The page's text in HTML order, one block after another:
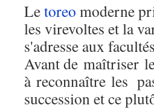
Letoreo moderne
les virevoltes et la
s'adresse aux
Avant de maîtriser
à reconnaître les
succession et ce